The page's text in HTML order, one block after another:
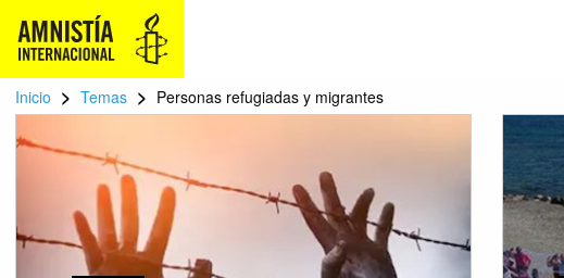
Inicio > Temas > Personas refugiadas y migrantes